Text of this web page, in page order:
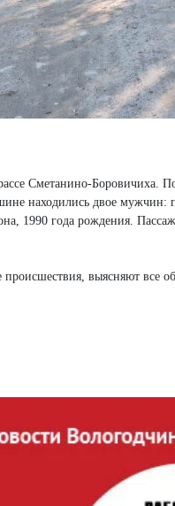
Сметанино-
находились двое
1990 года рождения.
выясняют все